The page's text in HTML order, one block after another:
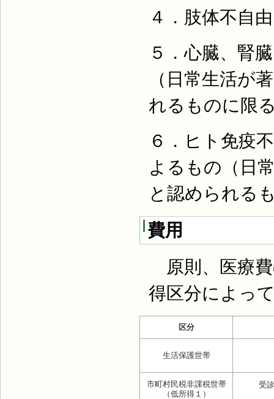
４．肢体不自
５．心臓、腎
（日常生活が
れるものに限
６．ヒト免疫
よるもの（日
と認められる
費用
原則、医療
得区分によっ
区分
生活保護世帯
市町村民税非課税世帯
（低所得１）
受